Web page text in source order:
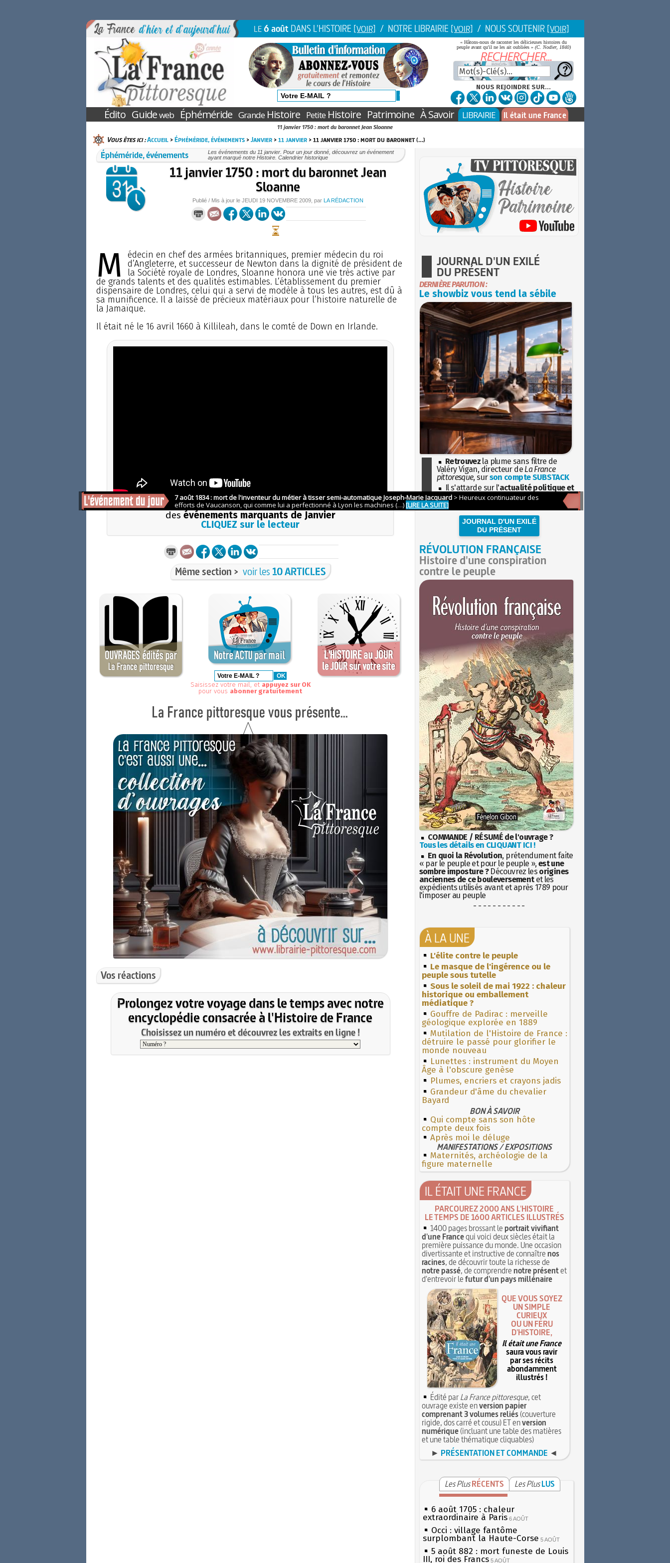
LE6 août DANS L'HISTOIRE [VOIR] / NOTRE LIBRAIRIE [VOIR] / NOUS SOUTENIR [VOIR]
« Hâtons-nous de raconter les délicieuses histoires du
peuple avant qu'il ne les ait oubliées » (C. Nodier, 1840)
NOUS REJOINDRE SUR...
Édito Guideweb Éphéméride GrandeHistoire PetiteHistoire Patrimoine À Savoir LIBRAIRIE Il était une France
11 janvier 1750 : mort du baronnet Jean Sloanne
Vous êtes ici :Accueil>Éphéméride, événements>Janvier>11 janvier> 11 janvier 1750 : mort du baronnet (…)
Éphéméride, événements
Les événements du 11 janvier. Pour un jour donné, découvrez un événement
ayant marqué notre Histoire. Calendrier historique
11 janvier 1750 : mort du baronnet Jean
Sloanne
Publié / Mis à jour le JEUDI 19 NOVEMBRE 2009, par LA RÉDACTION
M
édecin en chef des armées britanniques, premier médecin du roi
d’Angleterre, et successeur de Newton dans la dignité de président de
la Société royale de Londres, Sloanne honora une vie très active par
de grands talents et des qualités estimables. L’établissement du premier
dispensaire de Londres, celui qui a servi de modèle à tous les autres, est dû à
sa munificence. Il a laissé de précieux matériaux pour l’histoire naturelle de
la Jamaïque.
Il était né le 16 avril 1660 à Killileah, dans le comté de Down en Irlande.
Pour consulter la vidéo
des événements marquants de Janvier
CLIQUEZ sur le lecteur
Même section > voir les 10 ARTICLES
Saisissez votre mail, et appuyez sur OK
pour vous abonner gratuitement
Vos réactions
Prolongez votre voyage dans le temps avec notre
encyclopédie consacrée à l'Histoire de France
Choisissez un numéro et découvrez les extraits en ligne !
JOURNAL D'UN EXILÉ
DU PRÉSENT
DERNIÈRE PARUTION :
Le showbiz vous tend la sébile
Retrouvez la plume sans filtre de
Valéry Vigan, directeur de La France
pittoresque, surson compte SUBSTACK
Il s'attarde sur l'actualité politique et
sociétaleavec la hauteur de vue de
l'Histoire
JOURNAL D'UN EXILÉ
DU PRÉSENT
RÉVOLUTION FRANÇAISE
Histoire d'une conspiration
contre le peuple
COMMANDE / RÉSUMÉ de l'ouvrage ?
Tous les détails en CLIQUANT ICI !
En quoi la Révolution, prétendument faite
« par le peuple et pour le peuple », est une
sombre imposture ?Découvrez les origines
anciennes de ce bouleversementet les
expédients utilisés avant et après 1789 pour
l'imposer au peuple
- - - - - - - - - - -
À LA UNE
L'élite contre le peuple
Le masque de l'ingérence ou le
peuple sous tutelle
Sous le soleil de mai 1922 : chaleur
historique ou emballement
médiatique ?
Gouffre de Padirac : merveille
géologique explorée en 1889
Mutilation de l'Histoire de France :
détruire le passé pour glorifier le
monde nouveau
Lunettes : instrument du Moyen
Âge à l'obscure genèse
Plumes, encriers et crayons jadis
Grandeur d'âme du chevalier
Bayard
BON À SAVOIR
Qui compte sans son hôte
compte deux fois
Après moi le déluge
MANIFESTATIONS / EXPOSITIONS
Maternités, archéologie de la
figure maternelle
IL ÉTAIT UNE FRANCE
PARCOUREZ 2000 ANS L'HISTOIRE
LE TEMPS DE 1600 ARTICLES ILLUSTRÉS
1400 pages brossant leportrait vivifiant
d'une Francequi voici deux siècles était la
première puissance du monde. Une occasion
divertissante et instructive de connaîtrenos
racines, de découvrir toute la richesse de
notre passé, de comprendrenotre présentet
d'entrevoir lefutur d'un pays millénaire
QUE VOUS SOYEZ
UN SIMPLE
CURIEUX
OU UN FÉRU
D'HISTOIRE,
Il était une France
saura vous ravir
par ses récits
abondamment
illustrés !
Édité parLa France pittoresque, cet
ouvrage existe enversion papier
comprenant 3 volumes reliés(couverture
rigide, dos carré et cousu) ET enversion
numérique(incluant une table des matières
et une table thématique cliquables)
► PRÉSENTATION ET COMMANDE ◄
Les Plus RÉCENTS Les Plus LUS
6 août 1705 : chaleur
extraordinaire à Paris 6 AOÛT
Occi : village fantôme
surplombant la Haute-Corse 5 AOÛT
5 août 882 : mort funeste de Louis
III, roi des Francs 5 AOÛT